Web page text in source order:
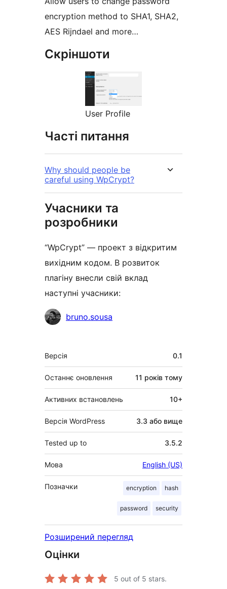
encryption method to SHA1, SHA2,
AES Rijndael and more…
Скріншоти
User Profile
Часті питання
Why should people be
careful using WpCrypt?
Учасники та
розробники
“WpCrypt” — проект з відкритим
вихідним кодом. В розвиток
плагіну внесли свій вклад
наступні учасники:
Учасникиbruno.sousa
Мета
Версія 0.1
Останнє оновлення 11 років тому
Активних встановлень 10+
Версія WordPress 3.3 або вище
Tested up to 3.5.2
Мова English (US)
Позначки encryption hash
password security
Розширений перегляд
Оцінки
5 out of 5 stars.